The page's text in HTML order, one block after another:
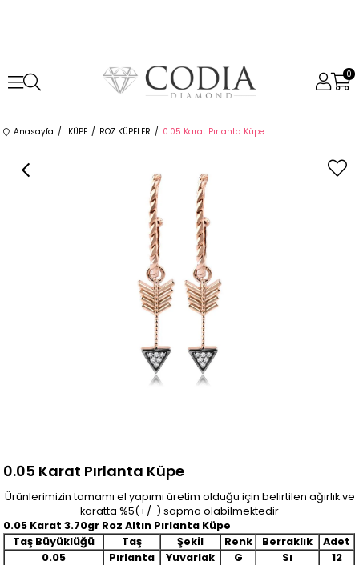
0
Anasayfa KÜPE ROZ KÜPELER 0.05 Karat Pırlanta Küpe
0.05 Karat Pırlanta Küpe
Ürünlerimizin tamamı el yapımı üretim olduğu için belirtilen ağırlık ve
karatta %5(+/-) sapma olabilmektedir
0.05 Karat 3.70gr Roz Altın Pırlanta Küpe
Taş Büyüklüğü
Taş Şekil Renk Berraklık
Adet
0.05
Pırlanta Yuvarlak G Sı
12